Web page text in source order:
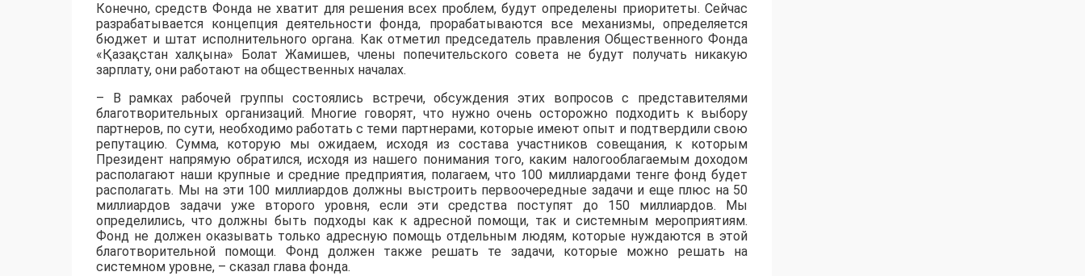
Конечно, средств Фонда не хватит для решения всех проблем, будут определены приоритеты. Сейчас
разрабатывается концепция деятельности фонда, прорабатываются все механизмы, определяется
бюджет и штат исполнительного органа. Как отметил председатель правления Общественного Фонда
«Қазақстан халқына» Болат Жамишев, члены попечительского совета не будут получать никакую
зарплату, они работают на общественных началах.
– В рамках рабочей группы состоялись встречи, обсуждения этих вопросов с представителями
благотворительных организаций. Многие говорят, что нужно очень осторожно подходить к выбору
партнеров, по сути, необходимо работать с теми партнерами, которые имеют опыт и подтвердили свою
репутацию. Сумма, которую мы ожидаем, исходя из состава участников совещания, к которым
Президент напрямую обратился, исходя из нашего понимания того, каким налогооблагаемым доходом
располагают наши крупные и средние предприятия, полагаем, что 100 миллиардами тенге фонд будет
располагать. Мы на эти 100 миллиардов должны выстроить первоочередные задачи и еще плюс на 50
миллиардов задачи уже второго уровня, если эти средства поступят до 150 миллиардов. Мы
определились, что должны быть подходы как к адресной помощи, так и системным мероприятиям.
Фонд не должен оказывать только адресную помощь отдельным людям, которые нуждаются в этой
благотворительной помощи. Фонд должен также решать те задачи, которые можно решать на
системном уровне, – сказал глава фонда.